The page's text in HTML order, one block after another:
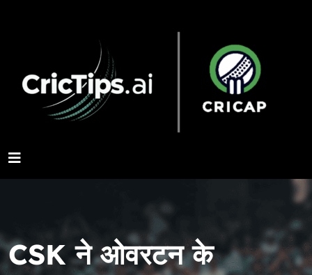
CSK ने ओवरटन के